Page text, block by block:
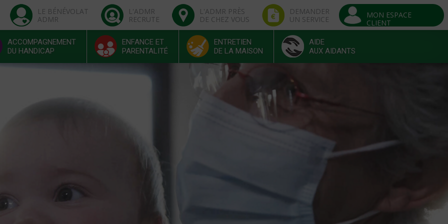
LE BÉNÉVOLAT
ADMR
L'ADMR
RECRUTE
L'ADMR PRÈS
DE CHEZ VOUS
DEMANDER
UN SERVICE
MON ESPACE
CLIENT
ACCOMPAGNEMENT
DU HANDICAP
ENFANCE ET
PARENTALITÉ
ENTRETIEN
DE LA MAISON
AIDE
AUX AIDANTS